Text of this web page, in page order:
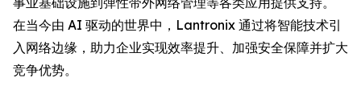
在当今由 AI 驱动的世界中，Lantronix 通过将智能技术引
入网络边缘，助力企业实现效率提升、加强安全保障并扩大
竞争优势。